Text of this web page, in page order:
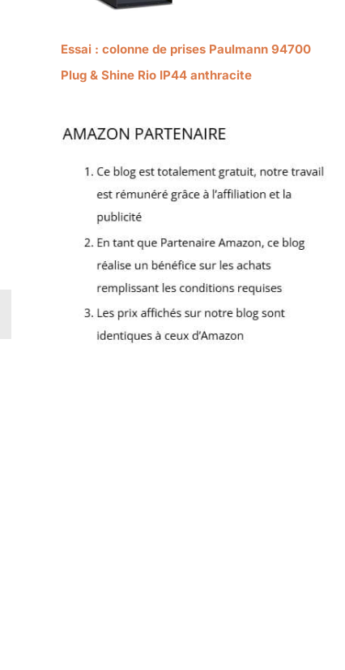
Essai : colonne de prises Paulmann 94700
Plug & Shine Rio IP44 anthracite